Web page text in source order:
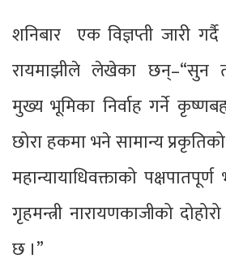
शनिबार एक विज्ञप्ती जारी
रायमाझीले लेखेका छन्–“सुन
मुख्य भूमिका निर्वाह गर्ने
छोरा हकमा भने सामान्य
महान्यायाधिवक्ताको
गृहमन्त्री नारायणकाजीको
छ ।”